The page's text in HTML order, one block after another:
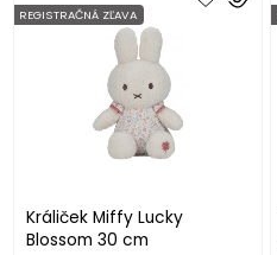
Králiček Miffy Lucky
Blossom 30 cm
REGISTRAČNÁ ZĽAVA